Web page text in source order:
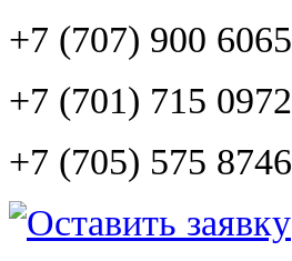
+7 (707) 900 6065
+7 (701) 715 0972
+7 (705) 575 8746